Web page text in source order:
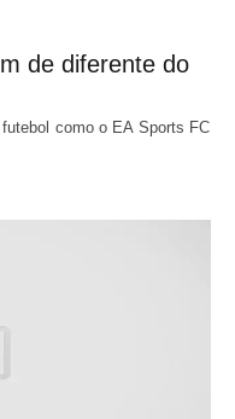
de diferente do
como o EA Sports FC